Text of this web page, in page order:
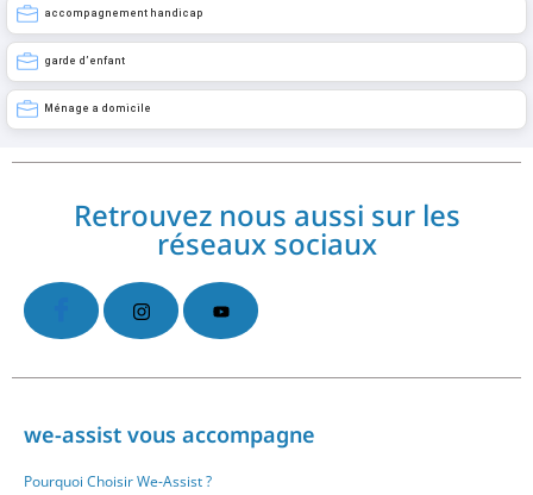
accompagnement handicap
garde d’enfant
Ménage a domicile
Retrouvez nous aussi sur les
réseaux sociaux
we-assist vous accompagne
Pourquoi Choisir We-Assist ?